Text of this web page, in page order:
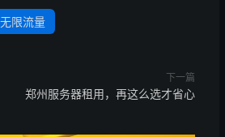
，在同等配置下，我们的价格
无限流量
下一篇
郑州服务器租用，再这么选才省心